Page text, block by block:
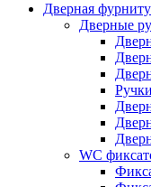
Дверная
Дверные
WC